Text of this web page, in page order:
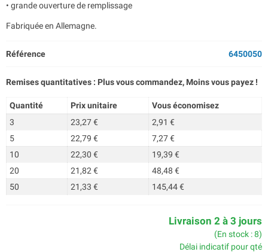
• grande ouverture de remplissage
Fabriquée en Allemagne.
Référence 6450050
Remises quantitatives : Plus vous commandez, Moins vous payez !
Quantité Prix unitaire
Vous économisez
3
23,27 €
2,91 €
5
22,79 €
7,27 €
10
22,30 €
19,39 €
20
21,82 €
48,48 €
50
21,33 € 145,44 €
Livraison 2 à 3 jours
(En stock : 8)
Délai indicatif pour qté